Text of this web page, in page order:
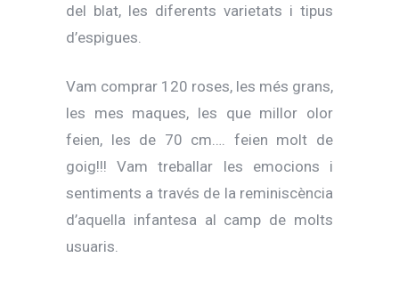
del blat, les diferents varietats i tipus
d’espigues.
Vam comprar 120 roses, les més grans,
les mes maques, les que millor olor
feien, les de 70 cm…. feien molt de
goig!!! Vam treballar les emocions i
sentiments a través de la reminiscència
d’aquella infantesa al camp de molts
usuaris.